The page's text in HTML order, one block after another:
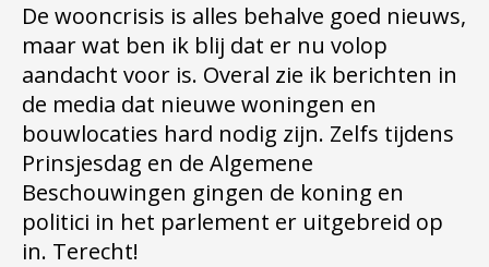
De wooncrisis is alles behalve goed nieuws,
maar wat ben ik blij dat er nu volop
aandacht voor is. Overal zie ik berichten in
de media dat nieuwe woningen en
bouwlocaties hard nodig zijn. Zelfs tijdens
Prinsjesdag en de Algemene
Beschouwingen gingen de koning en
politici in het parlement er uitgebreid op
in. Terecht!